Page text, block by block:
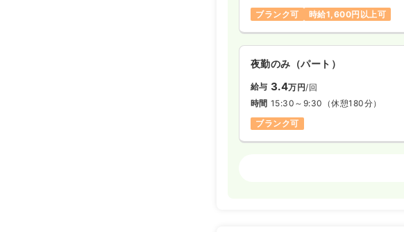
ブランク可
時給1,600円以上可
夜勤のみ（パート）
給与 3.4万円/回
時間 15:30～9:30 （休憩180分）
ブランク可